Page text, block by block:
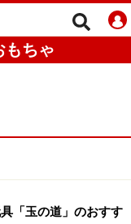
もちゃ
「玉の道」のおすす